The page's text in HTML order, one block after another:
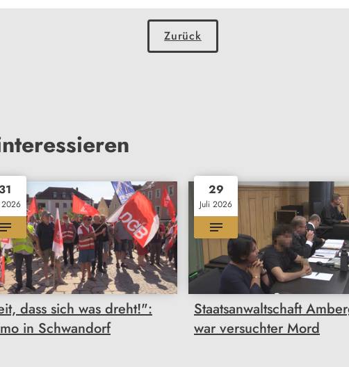
Zurück
31
2026
dass sich was dreht!":
in Schwandorf
29
Juli 2026
Staatsanwaltschaft
war versuchter Mord